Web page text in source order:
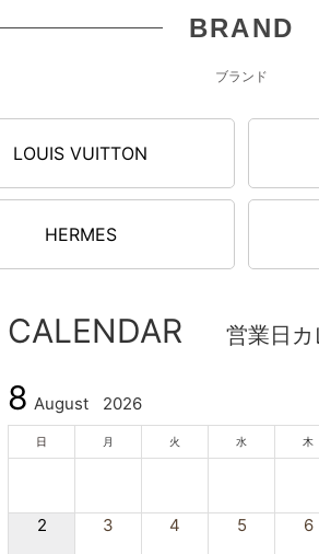
BRAND
ブランド
LOUIS VUITTON
HERMES
CALENDAR 営業日
8 August 2026
日 月 火 水 木
2 3 4 5 6